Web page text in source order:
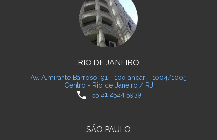
RIO DE JANEIRO
Av. Almirante Barroso, 91 - 10o andar - 1004/1005
Centro - Rio de Janeiro / RJ
phone +55 21 2524 5939
SÃO PAULO